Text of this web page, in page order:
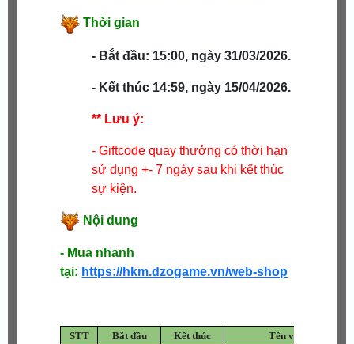
Thời gian
- Bắt đầu: 15:00, ngày 31/03/2026.
- Kết thúc 14:59, ngày 15/04/2026.
** Lưu ý:
- Giftcode quay thưởng có thời hạn
sử dụng +- 7 ngày sau khi kết thúc
sự kiện.
Nội dung
- Mua nhanh
tại: https://hkm.dzogame.vn/web-shop
STT Bắt đầu Kết thúc Tên vật phẩm